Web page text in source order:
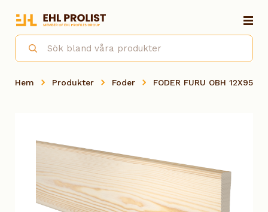
Hem Produkter Foder FODER FURU OBH